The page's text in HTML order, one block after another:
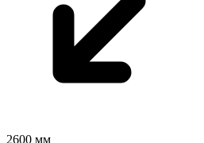
2600 мм